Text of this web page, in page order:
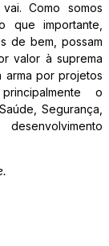
Como somos
que importante,
de bem, possam
valor à suprema
arma por projetos
o
Segurança,